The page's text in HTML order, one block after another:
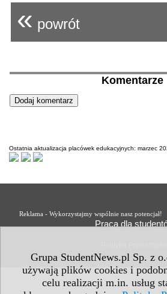
Grupa StudentNews.pl Sp. z
używają plików cookies i
celu realizacji m.in. usług
« powrót
Komentarze
Ostatnia aktualizacja placówek edukacyjnych: marzec
Reklama - Wykorzystajmy wspólnie nasz potencjał!
Praca dla